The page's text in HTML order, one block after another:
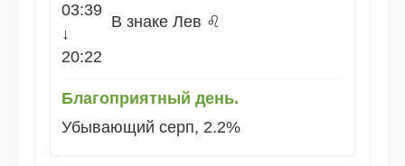
03:39
↓
20:22
В знаке Лев ♌
Благоприятный день.
Убывающий серп, 2.2%